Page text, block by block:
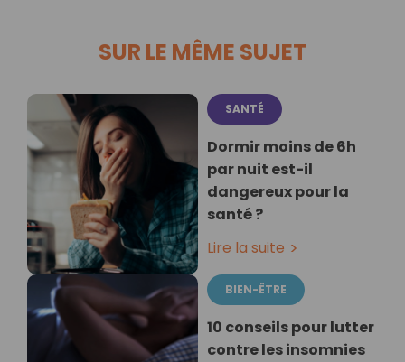
SUR LE MÊME SUJET
SANTÉ
Dormir moins de 6h
par nuit est-il
dangereux pour la
santé ?
Lire la suite
BIEN-ÊTRE
10 conseils pour lutter
contre les insomnies